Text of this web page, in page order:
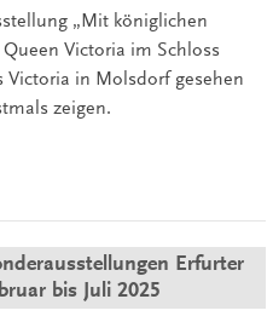
„Mit königlichen
Victoria im Schloss
Victoria in Molsdorf gesehen
zeigen.
Erfurter
bis Juli 2025